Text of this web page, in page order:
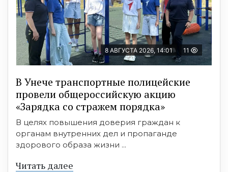
8 АВГУСТА 2026, 14:01 11
В Унече транспортные полицейские
провели общероссийскую акцию
«Зарядка со стражем порядка»
В целях повышения доверия граждан к
органам внутренних дел и пропаганде
здорового образа жизни ...
Читать далее